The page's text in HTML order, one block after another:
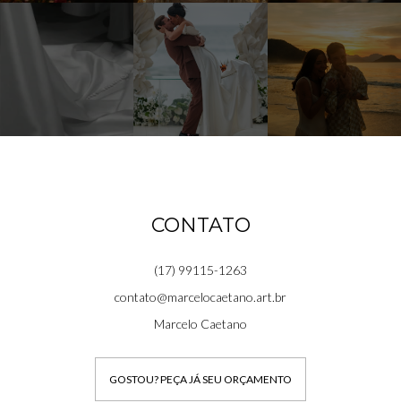
CONTATO
(17) 99115-1263
contato@marcelocaetano.art.br
Marcelo Caetano
GOSTOU? PEÇA JÁ SEU ORÇAMENTO